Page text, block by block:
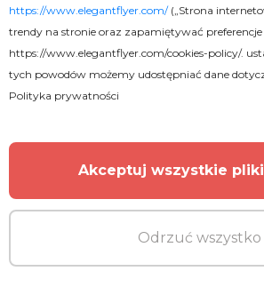
https://www.elegantflyer.com/(„Strona
trendy na stronie oraz zapamiętywać preferencje
https://www.elegantflyer.com/cookies-policy/.
tych powodów możemy udostępniać dane
Polityka prywatności
Akceptuj wszystkie
Odrzuć wszystko